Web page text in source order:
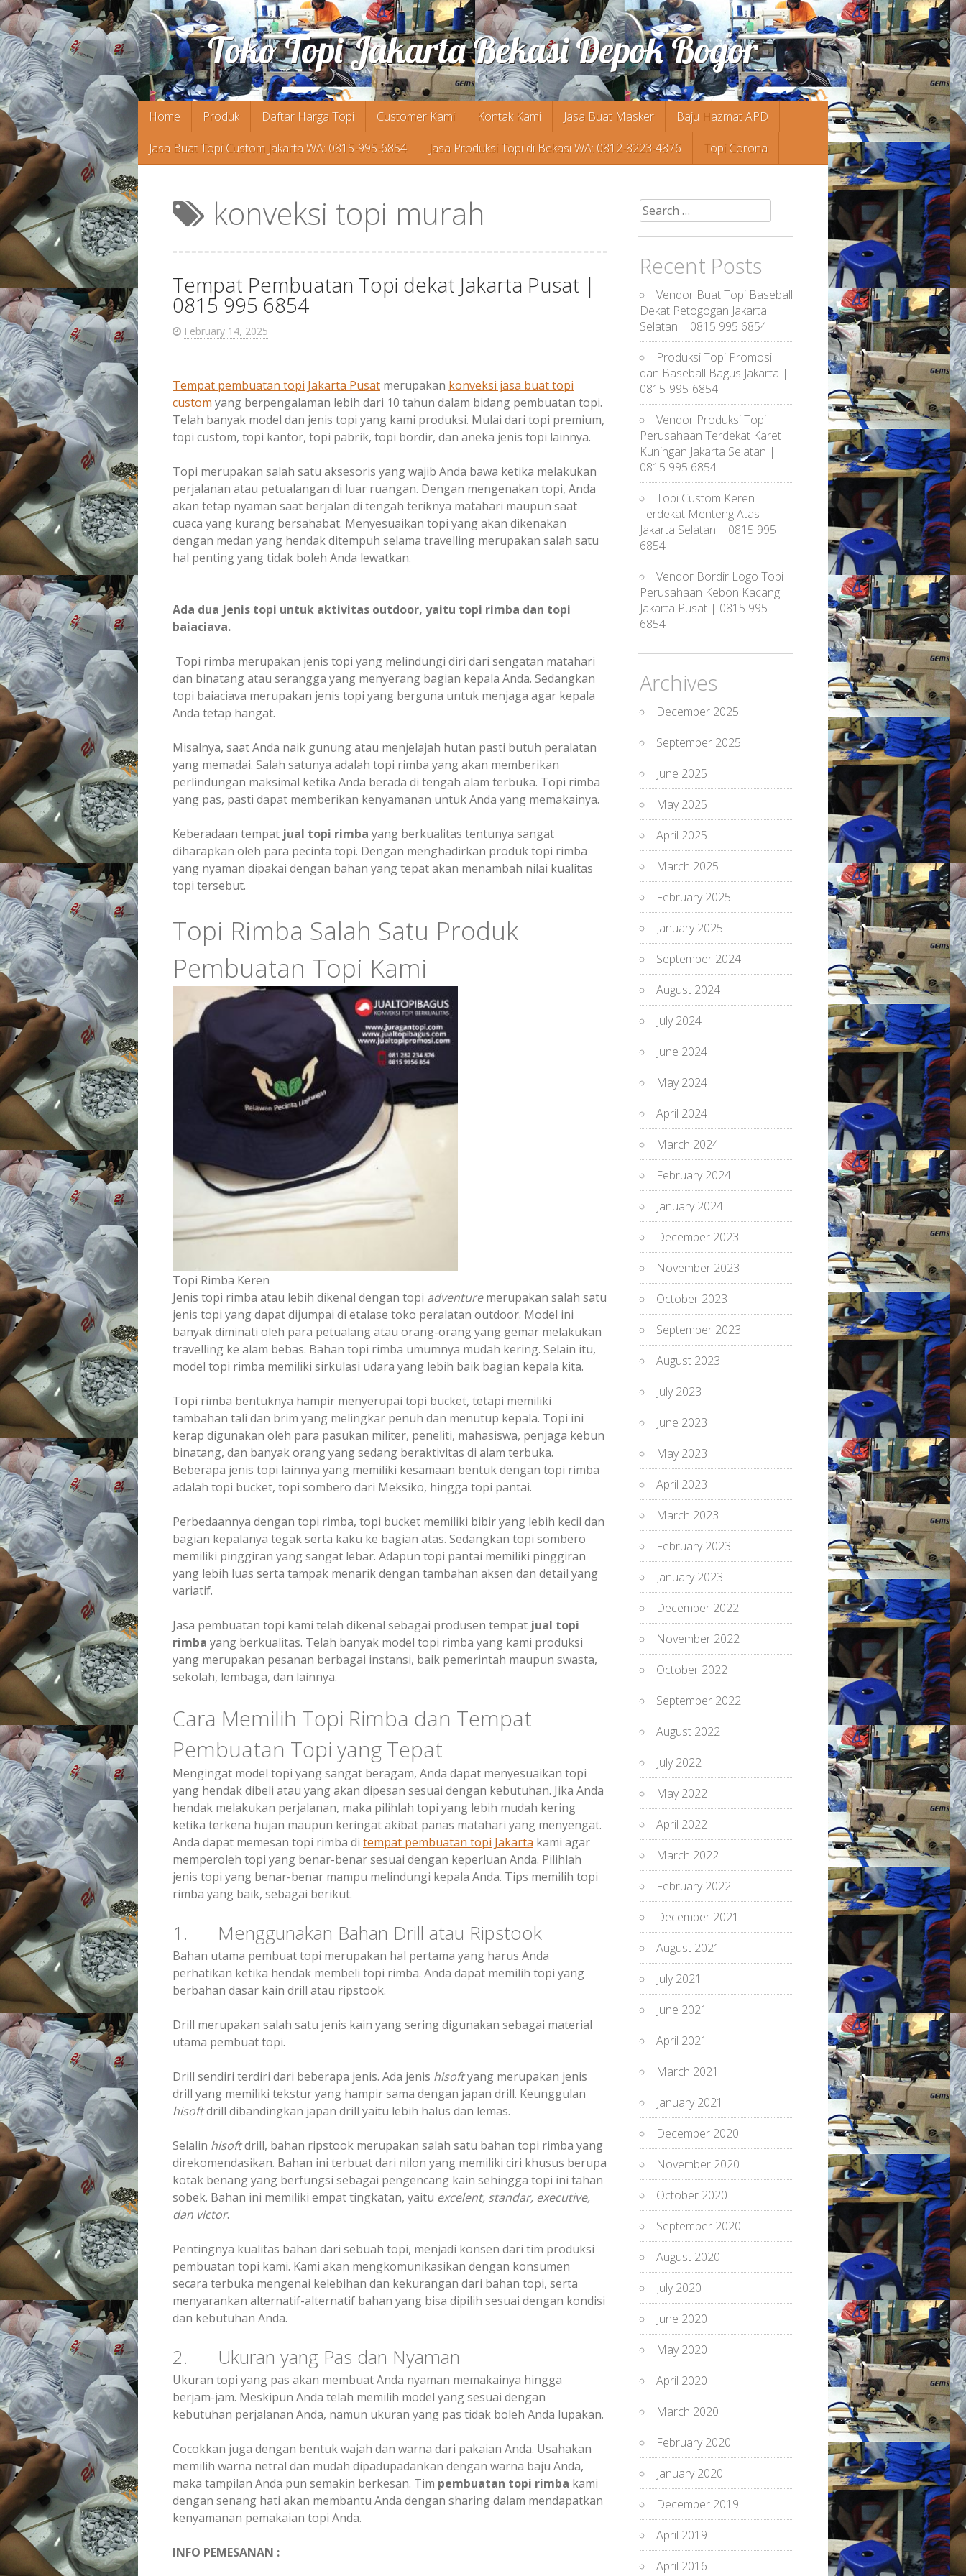
Toko Topi Jakarta Bekasi Depok Bogor
Skip
content
Home Produk Daftar Harga Topi Customer Kami Kontak Kami Jasa Buat Masker
Baju Hazmat APD
Jasa Buat Topi Custom Jakarta WA: 0815-995-6854
Jasa Produksi Topi di Bekasi WA: 0812-8223-4876 Topi Corona
konveksi topi murah
Tempat Pembuatan Topi dekat Jakarta Pusat |
0815 995 6854
February 14, 2025
Tempat pembuatan topi Jakarta Pusat merupakan konveksi jasa buat topi
custom yang berpengalaman lebih dari 10 tahun dalam bidang pembuatan topi.
Telah banyak model dan jenis topi yang kami produksi. Mulai dari topi premium,
topi custom, topi kantor, topi pabrik, topi bordir, dan aneka jenis topi lainnya.
Topi merupakan salah satu aksesoris yang wajib Anda bawa ketika melakukan
perjalanan atau petualangan di luar ruangan. Dengan mengenakan topi, Anda
akan tetap nyaman saat berjalan di tengah teriknya matahari maupun saat
cuaca yang kurang bersahabat. Menyesuaikan topi yang akan dikenakan
dengan medan yang hendak ditempuh selama travelling merupakan salah satu
hal penting yang tidak boleh Anda lewatkan.
Ada dua jenis topi untuk aktivitas outdoor, yaitu topi rimba dan topi
baiaciava.
Topi rimba merupakan jenis topi yang melindungi diri dari sengatan matahari
dan binatang atau serangga yang menyerang bagian kepala Anda. Sedangkan
topi baiaciava merupakan jenis topi yang berguna untuk menjaga agar kepala
Anda tetap hangat.
Misalnya, saat Anda naik gunung atau menjelajah hutan pasti butuh peralatan
yang memadai. Salah satunya adalah topi rimba yang akan memberikan
perlindungan maksimal ketika Anda berada di tengah alam terbuka. Topi rimba
yang pas, pasti dapat memberikan kenyamanan untuk Anda yang memakainya.
Keberadaan tempat jual topi rimba yang berkualitas tentunya sangat
diharapkan oleh para pecinta topi. Dengan menghadirkan produk topi rimba
yang nyaman dipakai dengan bahan yang tepat akan menambah nilai kualitas
topi tersebut.
Topi Rimba Salah Satu Produk
Pembuatan Topi Kami
Topi Rimba Keren
Jenis topi rimba atau lebih dikenal dengan topi adventuremerupakan salah satu
jenis topi yang dapat dijumpai di etalase toko peralatan outdoor. Model ini
banyak diminati oleh para petualang atau orang-orang yang gemar melakukan
travelling ke alam bebas. Bahan topi rimba umumnya mudah kering. Selain itu,
model topi rimba memiliki sirkulasi udara yang lebih baik bagian kepala kita.
Topi rimba bentuknya hampir menyerupai topi bucket, tetapi memiliki
tambahan tali dan brim yang melingkar penuh dan menutup kepala. Topi ini
kerap digunakan oleh para pasukan militer, peneliti, mahasiswa, penjaga kebun
binatang, dan banyak orang yang sedang beraktivitas di alam terbuka.
Beberapa jenis topi lainnya yang memiliki kesamaan bentuk dengan topi rimba
adalah topi bucket, topi sombero dari Meksiko, hingga topi pantai.
Perbedaannya dengan topi rimba, topi bucket memiliki bibir yang lebih kecil dan
bagian kepalanya tegak serta kaku ke bagian atas. Sedangkan topi sombero
memiliki pinggiran yang sangat lebar. Adapun topi pantai memiliki pinggiran
yang lebih luas serta tampak menarik dengan tambahan aksen dan detail yang
variatif.
Jasa pembuatan topi kami telah dikenal sebagai produsen tempat jual topi
rimba yang berkualitas. Telah banyak model topi rimba yang kami produksi
yang merupakan pesanan berbagai instansi, baik pemerintah maupun swasta,
sekolah, lembaga, dan lainnya.
Cara Memilih Topi Rimba dan Tempat
Pembuatan Topi yang Tepat
Mengingat model topi yang sangat beragam, Anda dapat menyesuaikan topi
yang hendak dibeli atau yang akan dipesan sesuai dengan kebutuhan. Jika Anda
hendak melakukan perjalanan, maka pilihlah topi yang lebih mudah kering
ketika terkena hujan maupun keringat akibat panas matahari yang menyengat.
Anda dapat memesan topi rimba di tempat pembuatan topi Jakarta kami agar
memperoleh topi yang benar-benar sesuai dengan keperluan Anda. Pilihlah
jenis topi yang benar-benar mampu melindungi kepala Anda. Tips memilih topi
rimba yang baik, sebagai berikut.
1. Menggunakan Bahan Drill atau Ripstook
Bahan utama pembuat topi merupakan hal pertama yang harus Anda
perhatikan ketika hendak membeli topi rimba. Anda dapat memilih topi yang
berbahan dasar kain drill atau ripstook.
Drill merupakan salah satu jenis kain yang sering digunakan sebagai material
utama pembuat topi.
Drill sendiri terdiri dari beberapa jenis. Ada jenis hisoftyang merupakan jenis
drill yang memiliki tekstur yang hampir sama dengan japan drill. Keunggulan
hisoftdrill dibandingkan japan drill yaitu lebih halus dan lemas.
Selalin hisoftdrill, bahan ripstook merupakan salah satu bahan topi rimba yang
direkomendasikan. Bahan ini terbuat dari nilon yang memiliki ciri khusus berupa
kotak benang yang berfungsi sebagai pengencang kain sehingga topi ini tahan
sobek. Bahan ini memiliki empat tingkatan, yaitu excelent, standar, executive,
dan victor.
Pentingnya kualitas bahan dari sebuah topi, menjadi konsen dari tim produksi
pembuatan topi kami. Kami akan mengkomunikasikan dengan konsumen
secara terbuka mengenai kelebihan dan kekurangan dari bahan topi, serta
menyarankan alternatif-alternatif bahan yang bisa dipilih sesuai dengan kondisi
dan kebutuhan Anda.
2. Ukuran yang Pas dan Nyaman
Ukuran topi yang pas akan membuat Anda nyaman memakainya hingga
berjam-jam. Meskipun Anda telah memilih model yang sesuai dengan
kebutuhan perjalanan Anda, namun ukuran yang pas tidak boleh Anda lupakan.
Cocokkan juga dengan bentuk wajah dan warna dari pakaian Anda. Usahakan
memilih warna netral dan mudah dipadupadankan dengan warna baju Anda,
maka tampilan Anda pun semakin berkesan. Tim pembuatan topi rimba kami
dengan senang hati akan membantu Anda dengan sharing dalam mendapatkan
kenyamanan pemakaian topi Anda.
INFO PEMESANAN :
Search
for:
Recent Posts
Vendor Buat Topi Baseball
Dekat Petogogan Jakarta
Selatan | 0815 995 6854
Produksi Topi Promosi
dan Baseball Bagus Jakarta |
0815-995-6854
Vendor Produksi Topi
Perusahaan Terdekat Karet
Kuningan Jakarta Selatan |
0815 995 6854
Topi Custom Keren
Terdekat Menteng Atas
Jakarta Selatan | 0815 995
6854
Vendor Bordir Logo Topi
Perusahaan Kebon Kacang
Jakarta Pusat | 0815 995
6854
Archives
December 2025
September 2025
June 2025
May 2025
April 2025
March 2025
February 2025
January 2025
September 2024
August 2024
July 2024
June 2024
May 2024
April 2024
March 2024
February 2024
January 2024
December 2023
November 2023
October 2023
September 2023
August 2023
July 2023
June 2023
May 2023
April 2023
March 2023
February 2023
January 2023
December 2022
November 2022
October 2022
September 2022
August 2022
July 2022
May 2022
April 2022
March 2022
February 2022
December 2021
August 2021
July 2021
June 2021
April 2021
March 2021
January 2021
December 2020
November 2020
October 2020
September 2020
August 2020
July 2020
June 2020
May 2020
April 2020
March 2020
February 2020
January 2020
December 2019
April 2019
April 2016